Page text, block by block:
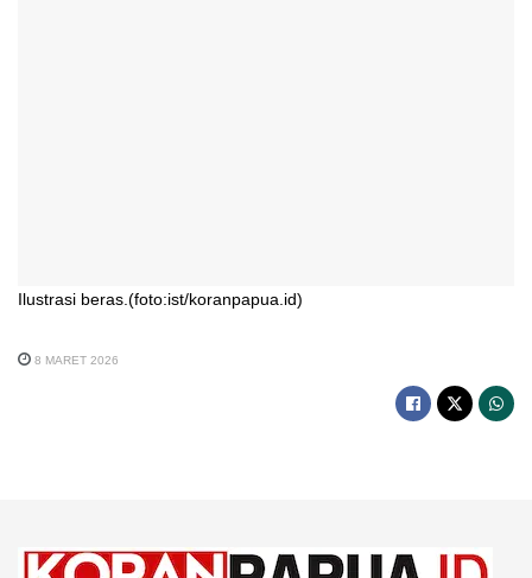
Ilustrasi beras.(foto:ist/koranpapua.id)
8 MARET 2026